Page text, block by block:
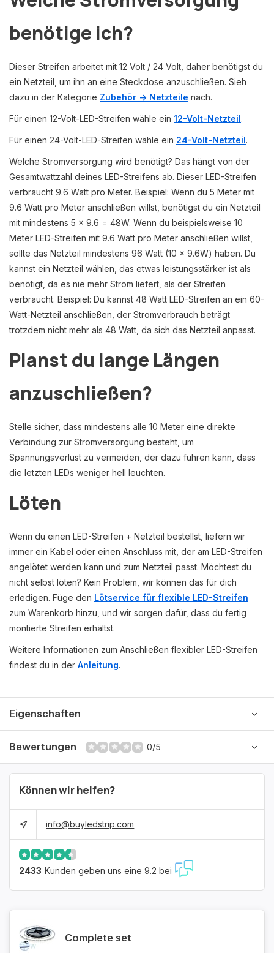
benötige ich?
Dieser Streifen arbeitet mit 12 Volt / 24 Volt, daher benötigst du
ein Netzteil, um ihn an eine Steckdose anzuschließen. Sieh
dazu in der Kategorie Zubehör -> Netzteile nach.
Für einen 12-Volt-LED-Streifen wähle ein 12-Volt-Netzteil.
Für einen 24-Volt-LED-Streifen wähle ein 24-Volt-Netzteil.
Welche Stromversorgung wird benötigt? Das hängt von der
Gesamtwattzahl deines LED-Streifens ab. Dieser LED-Streifen
verbraucht 9.6 Watt pro Meter. Beispiel: Wenn du 5 Meter mit
9.6 Watt pro Meter anschließen willst, benötigst du ein Netzteil
mit mindestens 5 x 9.6 = 48W. Wenn du beispielsweise 10
Meter LED-Streifen mit 9.6 Watt pro Meter anschließen willst,
sollte das Netzteil mindestens 96 Watt (10 x 9.6W) haben. Du
kannst ein Netzteil wählen, das etwas leistungsstärker ist als
benötigt, da es nie mehr Strom liefert, als der Streifen
verbraucht. Beispiel: Du kannst 48 Watt LED-Streifen an ein 60-
Watt-Netzteil anschließen, der Stromverbrauch beträgt
trotzdem nicht mehr als 48 Watt, da sich das Netzteil anpasst.
Planst du lange Längen
anzuschließen?
Stelle sicher, dass mindestens alle 10 Meter eine direkte
Verbindung zur Stromversorgung besteht, um
Spannungsverlust zu vermeiden, der dazu führen kann, dass
die letzten LEDs weniger hell leuchten.
Löten
Wenn du einen LED-Streifen + Netzteil bestellst, liefern wir
immer ein Kabel oder einen Anschluss mit, der am LED-Streifen
angelötet werden kann und zum Netzteil passt. Möchtest du
nicht selbst löten? Kein Problem, wir können das für dich
erledigen. Füge den Lötservice für flexible LED-Streifen
zum Warenkorb hinzu, und wir sorgen dafür, dass du fertig
montierte Streifen erhältst.
Weitere Informationen zum Anschließen flexibler LED-Streifen
findest du in der Anleitung.
Eigenschaften
Bewertungen 0/5
Können wir helfen?
info@buyledstrip.com
2433 Kunden geben uns eine 9.2 bei
Complete set